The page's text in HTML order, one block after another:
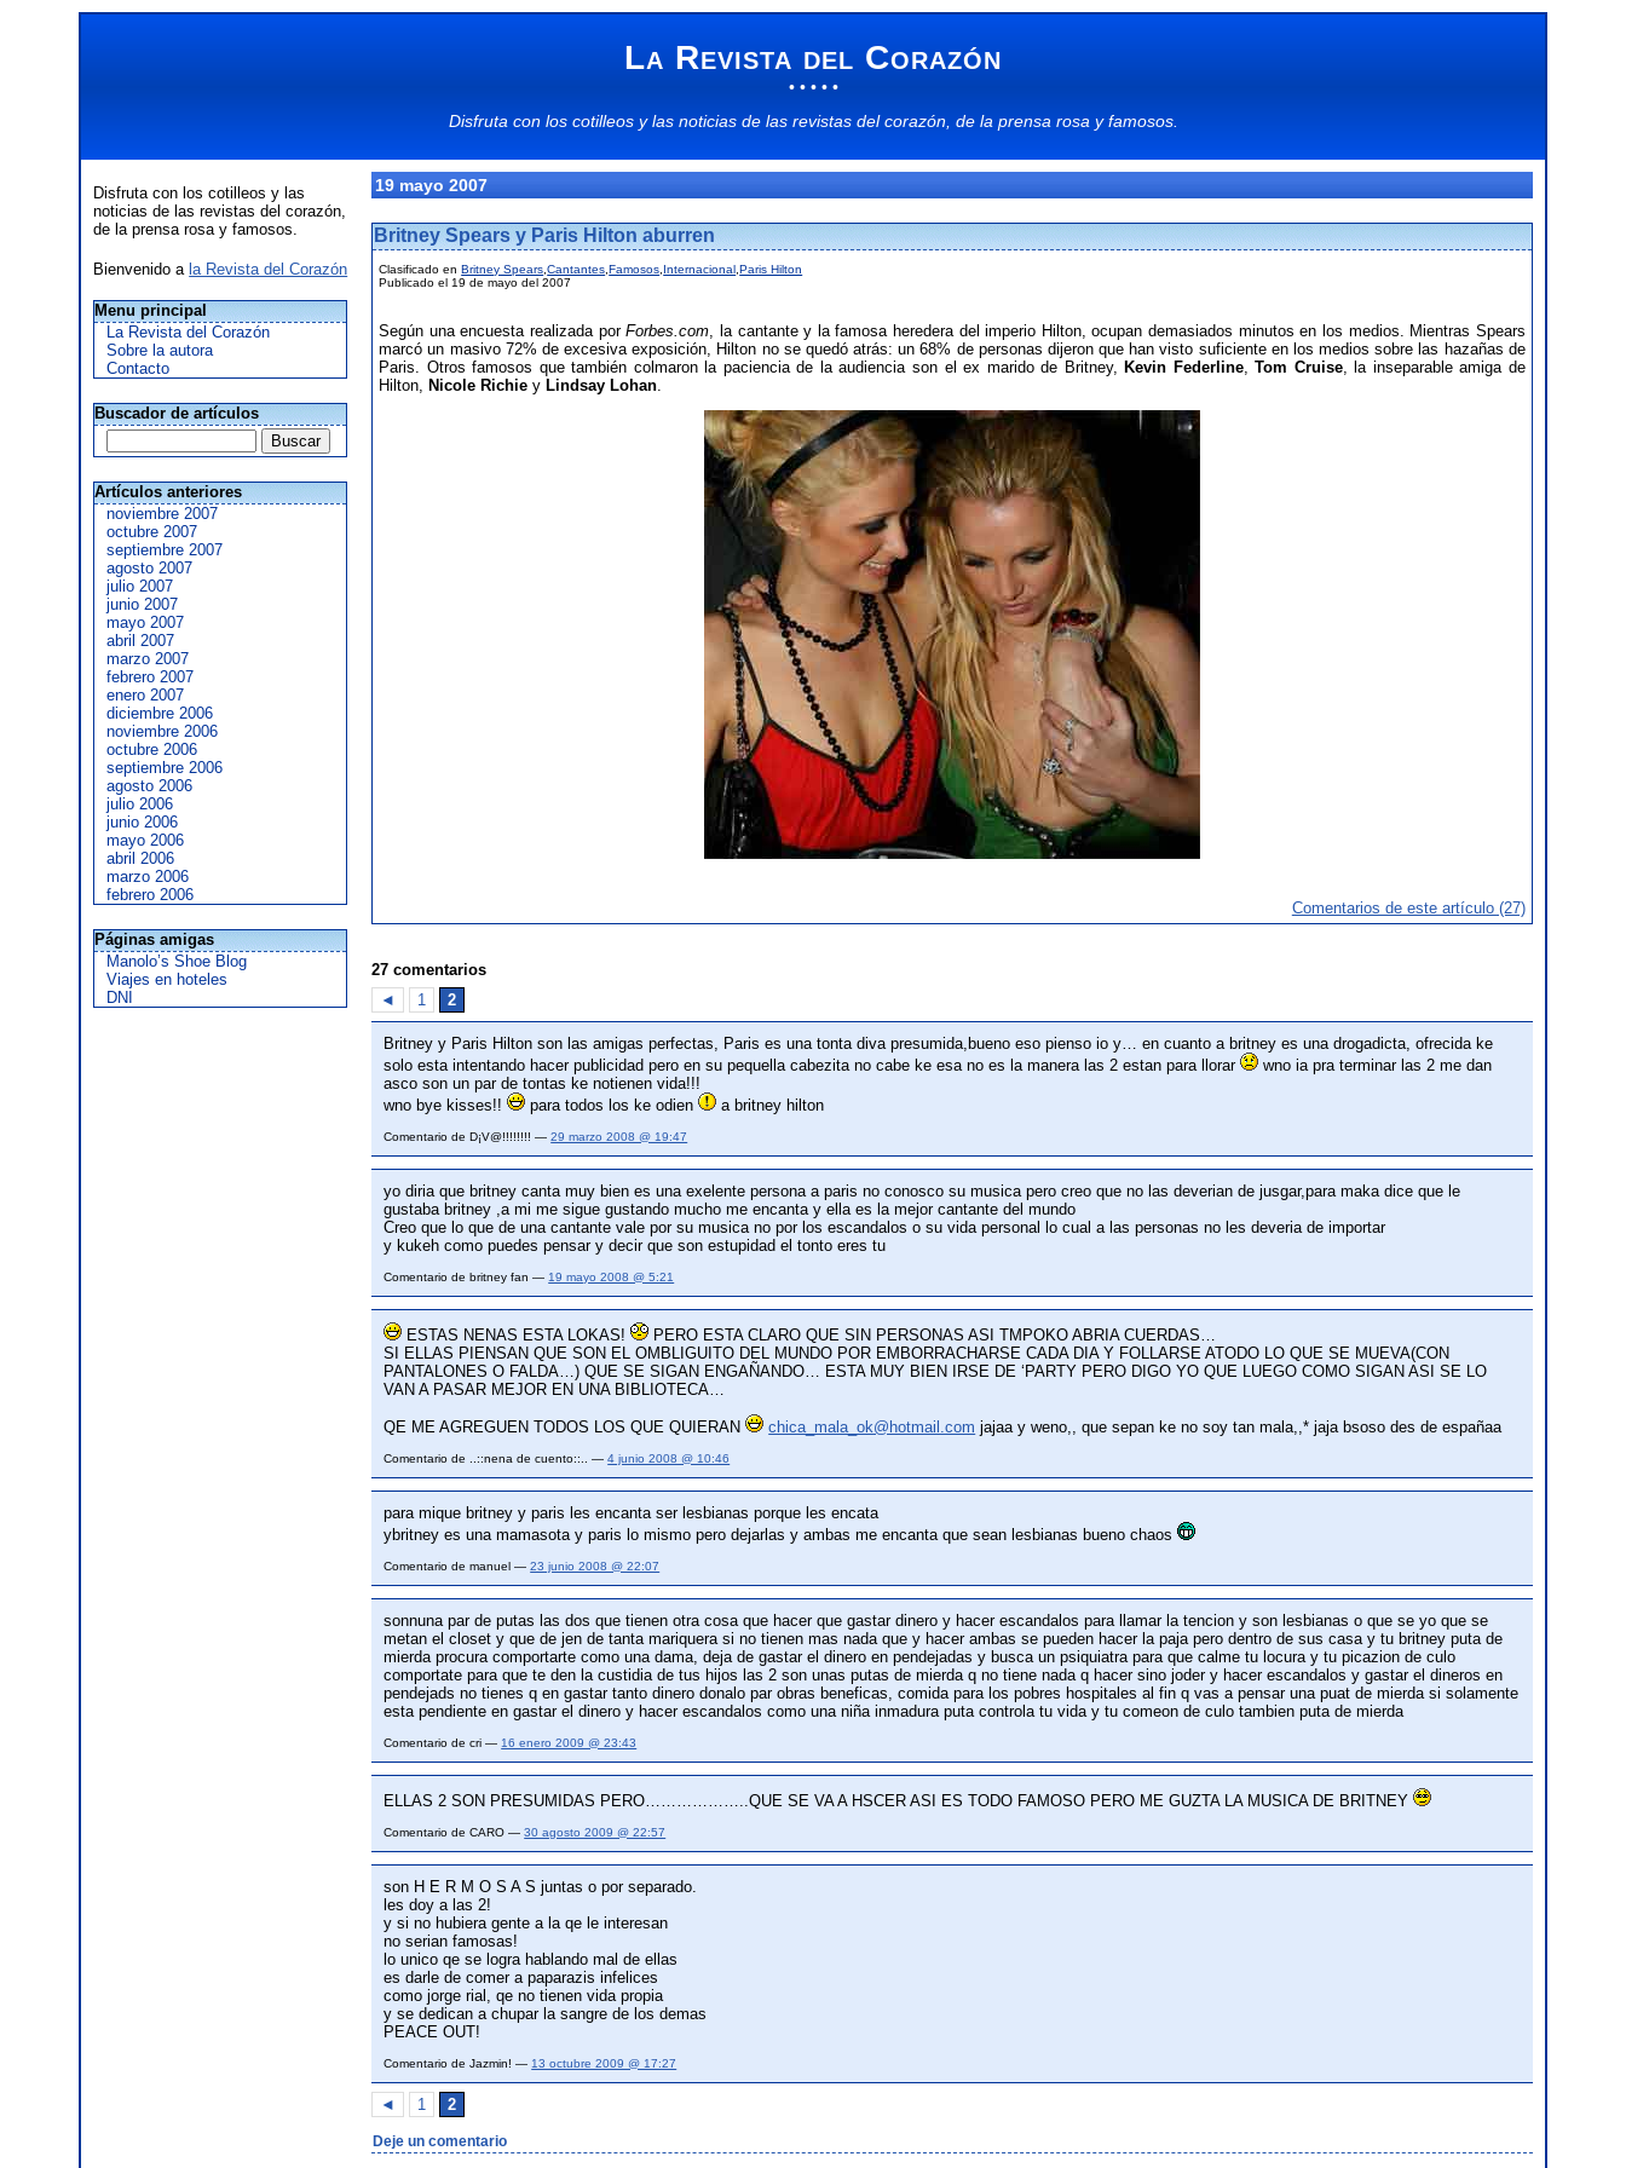
La Revista del Corazón
• • • • •
Disfruta con los cotilleosy las noticiasde las revistas del corazón, de la prensa rosa yfamosos.
Disfruta con los cotilleos y las
noticias de las revistas del corazón,
de la prensa rosa y famosos.
Bienvenido a la Revista del Corazón
Menu principal
La Revista del Corazón
Sobre la autora
Contacto
Buscador de artículos
Artículos anteriores
noviembre 2007
octubre 2007
septiembre 2007
agosto 2007
julio 2007
junio 2007
mayo 2007
abril 2007
marzo 2007
febrero 2007
enero 2007
diciembre 2006
noviembre 2006
octubre 2006
septiembre 2006
agosto 2006
julio 2006
junio 2006
mayo 2006
abril 2006
marzo 2006
febrero 2006
Páginas amigas
Manolo’s Shoe Blog
Viajes en hoteles
DNI
19 mayo 2007
Britney Spears y Paris Hilton aburren
Clasificado enBritney Spears ,Cantantes ,Famosos Internacional ,Paris Hilton
Publicado el 19 de mayo del 2007
Según una encuesta realizada porForbes.com, la cantante y la famosa heredera del imperio Hilton, ocupan demasiados minutos en los medios. Mientras Spears
marcó un masivo 72% de excesiva exposición, Hilton no se quedó atrás: un 68% de personas dijeron que han visto suficiente en los medios sobre las hazañas de
Paris. Otros famosos que también colmaron la paciencia de la audiencia son el ex marido de Britney, Kevin Federline,Tom Cruise, la inseparable amiga de
Hilton, Nicole Richiey Lindsay Lohan.
Comentarios de este artículo (27)
27 comentarios
◄
1 2
Britney y Paris Hilton son las amigas perfectas, Paris es una tonta diva presumida,bueno eso pienso io y… en cuanto a britney es una drogadicta, ofrecida ke
solo esta intentando hacer publicidad pero en su pequella cabezita no cabe ke esa no es la manera las 2 estan para llorar
wno ia pra terminar las 2 me dan
asco son un par de tontas ke notienen vida!!!
wno bye kisses!!
para todos los ke odien a britney hilton
Comentario de D¡V@!!!!!!!! —29 marzo 2008 @ 19:47
yo diria que britney canta muy bien es una exelente persona a paris no conosco su musica pero creo que no las deverian de jusgar,para maka dice que le
gustaba britney ,a mi me sigue gustando mucho me encanta y ella es la mejor cantante del mundo
Creo que lo que de una cantante vale por su musica no por los escandalos o su vida personal lo cual a las personas no les deveria de importar
y kukeh como puedes pensar y decir que son estupidad el tonto eres tu
Comentario de britney fan — 19 mayo 2008 @ 5:21
ESTAS NENAS ESTA LOKAS!
PERO ESTA CLARO QUE SIN PERSONAS ASI TMPOKO ABRIA CUERDAS…
SI ELLAS PIENSAN QUE SON EL OMBLIGUITO DEL MUNDO POR EMBORRACHARSE CADA DIA Y FOLLARSE ATODO LO QUE SE MUEVA(CON
PANTALONES O FALDA…) QUE SE SIGAN ENGAÑANDO… ESTA MUY BIEN IRSE DE ‘PARTY PERO DIGO YO QUE LUEGO COMO SIGAN ASI SE LO
VAN A PASAR MEJOR EN UNA BIBLIOTECA…
QE ME AGREGUEN TODOS LOS QUE QUIERAN chica_mala_ok@hotmail.com jajaa y weno,, que sepan ke no soy tan mala,,* jaja bsoso des de españaa
Comentario de ..::nena de cuento::.. —4 junio 2008 @ 10:46
para mique britney y paris les encanta ser lesbianas porque les encata
ybritney es una mamasota y paris lo mismo pero dejarlas y ambas me encanta que sean lesbianas bueno chaos
Comentario de manuel —23 junio 2008 @ 22:07
sonnuna par de putas las dos que tienen otra cosa que hacer que gastar dinero y hacer escandalos para llamar la tencion y son lesbianas o que se yo que se
metan el closet y que de jen de tanta mariquera si no tienen mas nada que y hacer ambas se pueden hacer la paja pero dentro de sus casa y tu britney puta de
mierda procura comportarte como una dama, deja de gastar el dinero en pendejadas y busca un psiquiatra para que calme tu locura y tu picazion de culo
comportate para que te den la custidia de tus hijos las 2 son unas putas de mierda q no tiene nada q hacer sino joder y hacer escandalos y gastar el dineros en
pendejads no tienes q en gastar tanto dinero donalo par obras beneficas, comida para los pobres hospitales al fin q vas a pensar una puat de mierda si solamente
esta pendiente en gastar el dinero y hacer escandalos como una niña inmadura puta controla tu vida y tu comeon de culo tambien puta de mierda
Comentario de cri — 16 enero 2009 @ 23:43
ELLAS 2 SON PRESUMIDAS PERO………………..QUE SE VA A HSCER ASI ES TODO FAMOSO PERO ME GUZTA LA MUSICA DE BRITNEY
Comentario de CARO —30 agosto 2009 @ 22:57
son H E R M O S A S juntas o por separado.
les doy a las 2!
y si no hubiera gente a la qe le interesan
no serian famosas!
lo unico qe se logra hablando mal de ellas
es darle de comer a paparazis infelices
como jorge rial, qe no tienen vida propia
y se dedican a chupar la sangre de los demas
PEACE OUT!
Comentario de Jazmin! — 13 octubre 2009 @ 17:27
◄ 1 2
Deje un comentario